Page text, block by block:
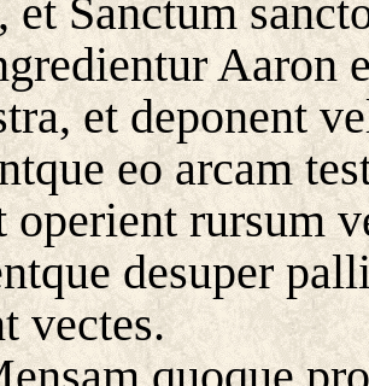
Sanctum
Aaron
et deponent
eo arcam
rursum
desuper
vectes.